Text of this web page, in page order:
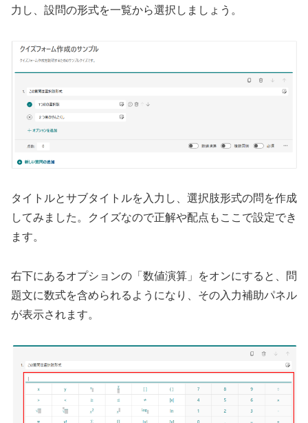
力し、設問の形式を一覧から選択しましょう。
タイトルとサブタイトルを入力し、選択肢形式の問を作成
してみました。クイズなので正解や配点もここで設定でき
ます。
右下にあるオプションの「数値演算」をオンにすると、問
題文に数式を含められるようになり、その入力補助パネル
が表示されます。